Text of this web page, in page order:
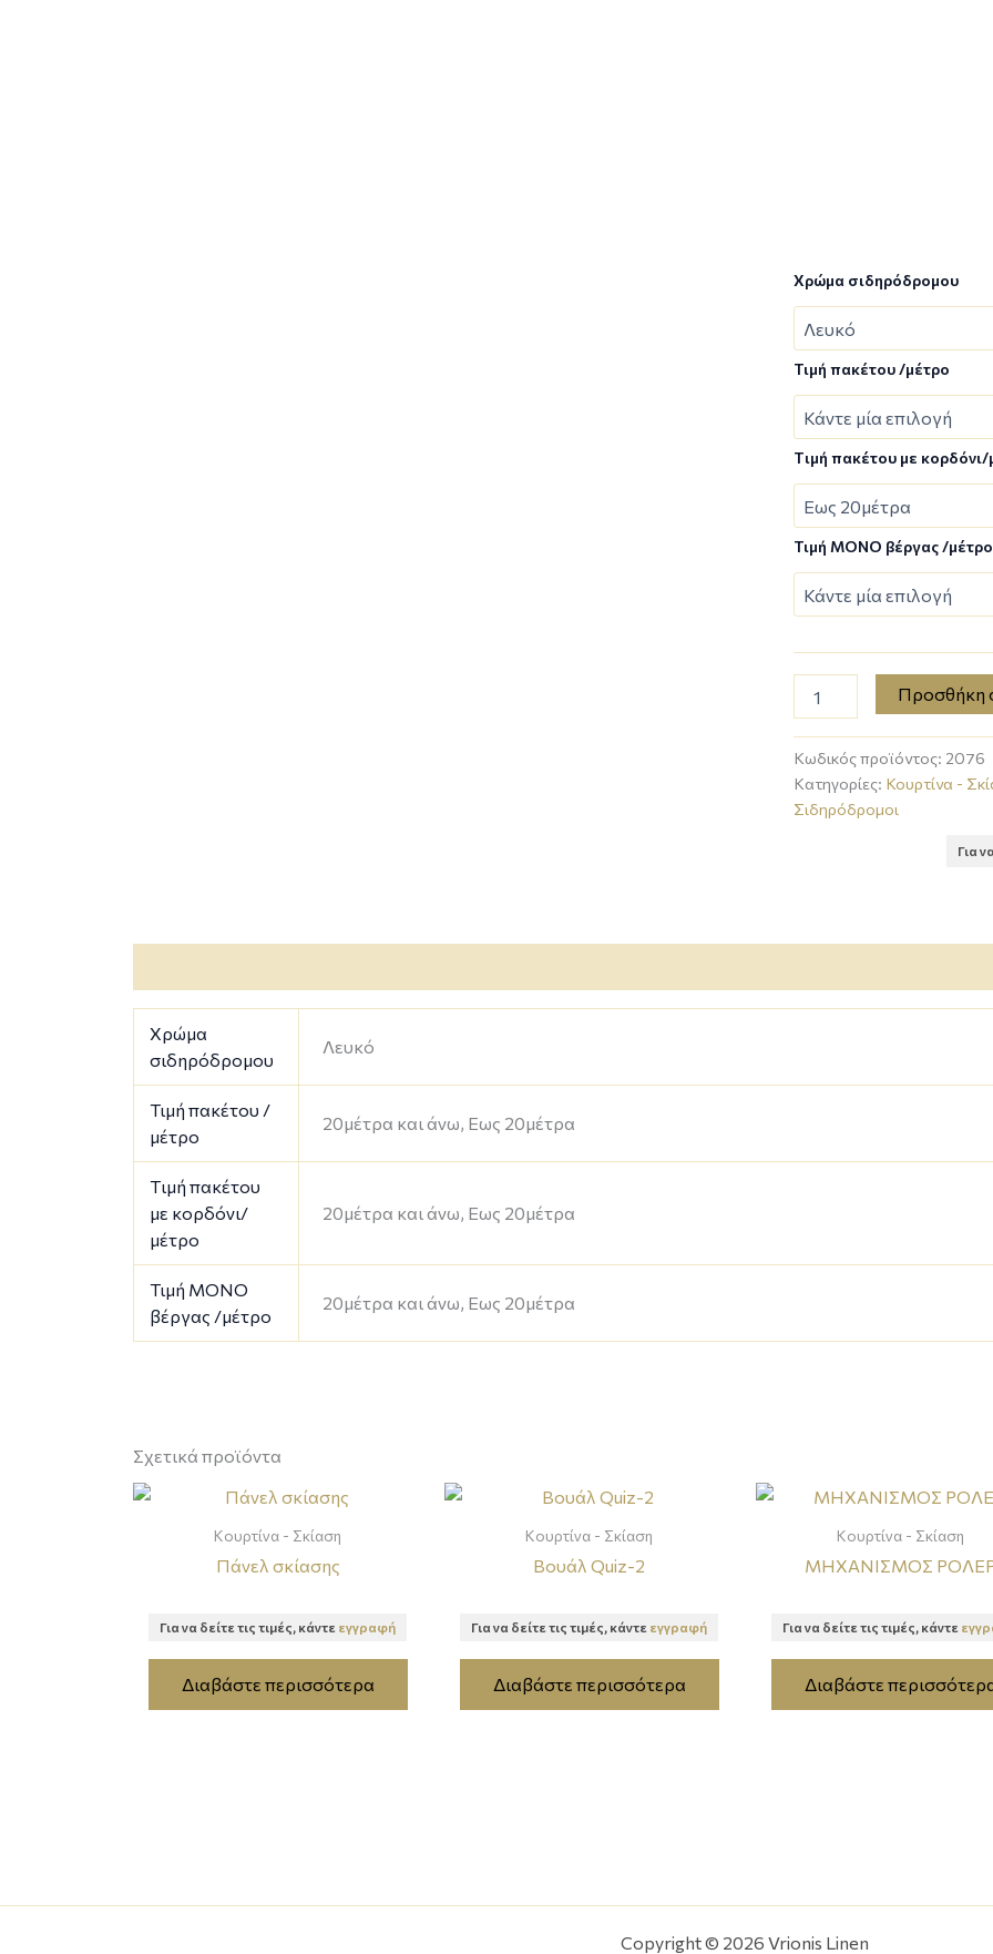
Χρώμα σιδηρόδρομου
Τιμή πακέτου /μέτρο
Tιμή πακέτου με κορδόνι/
Τιμή MONO βέργας /μέτρο
Προσθήκη
Κωδικός προϊόντος: 2076
Κατηγορίες: Κουρτίνα -
Σιδηρόδρομοι
Για
Χρώμα
σιδηρόδρομου
Λευκό
Τιμή πακέτου /
μέτρο
20μέτρα και άνω, Εως 20μέτρα
Tιμή πακέτου
με κορδόνι/
μέτρο
20μέτρα και άνω, Εως 20μέτρα
Τιμή MONO
βέργας /μέτρο
20μέτρα και άνω, Εως 20μέτρα
Σχετικά προϊόντα
Κουρτίνα - Σκίαση
Πάνελ σκίασης
Για να δείτε τις τιμές, κάντε εγγραφή
Διαβάστε περισσότερα
Κουρτίνα - Σκίαση
Βουάλ Quiz-2
Για να δείτε τις τιμές, κάντε εγγραφή
Διαβάστε περισσότερα
Κουρτίνα - Σκίαση
ΜΗΧΑΝΙΣΜΟΣ
Για να δείτε τις τιμές, κάντε
Διαβάστε
Copyright © 2026 Vrionis Linen